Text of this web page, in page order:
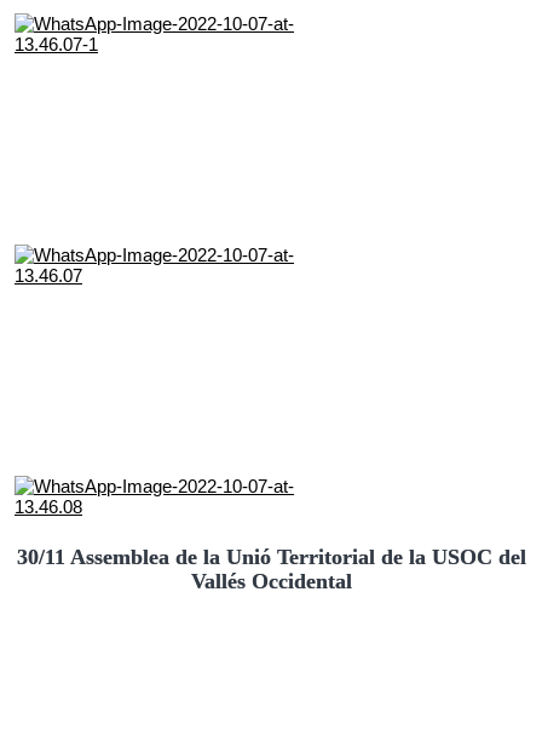
30/11 Assemblea de la Unió Territorial de la USOC del
Vallés Occidental